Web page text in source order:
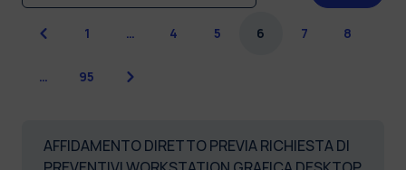
Precedente
1 … 4 5 6 7 8
… 95 Successiva
AFFIDAMENTO DIRETTO PREVIA RICHIESTA DI